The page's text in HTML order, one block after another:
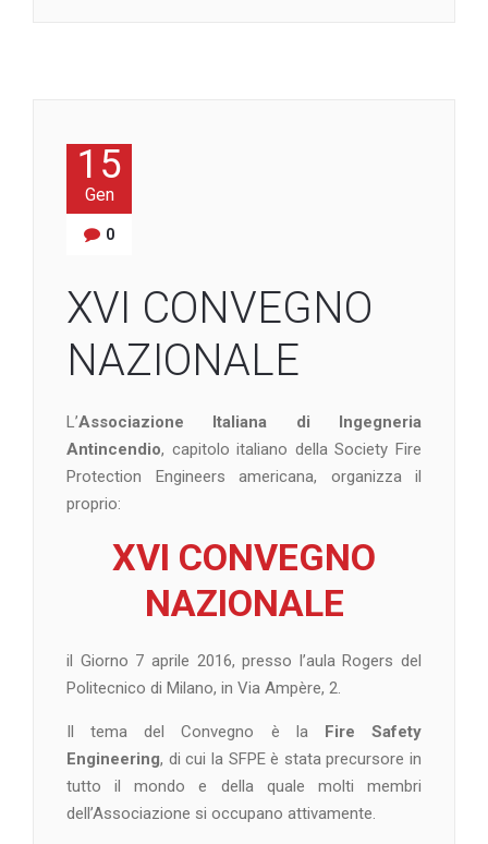
15
Gen
0
XVI CONVEGNO
NAZIONALE
L’Associazione Italiana di Ingegneria
Antincendio, capitolo italiano della Society Fire
Protection Engineers americana, organizza il
proprio:
XVI CONVEGNO
NAZIONALE
il Giorno 7 aprile 2016, presso l’aula Rogers del
Politecnico di Milano, in Via Ampère, 2.
Il tema del Convegno è la Fire Safety
Engineering, di cui la SFPE è stata precursore in
tutto il mondo e della quale molti membri
dell’Associazione si occupano attivamente.